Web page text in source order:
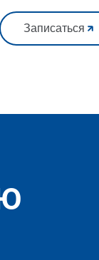
Записаться